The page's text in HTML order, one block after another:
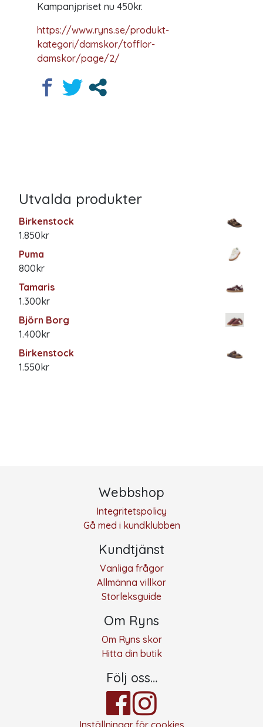
Kampanjpriset nu 450kr.
https://www.ryns.se/produkt-
kategori/damskor/tofflor-
damskor/page/2/
Utvalda produkter
Birkenstock
1.850kr
Puma
800kr
Tamaris
1.300kr
Björn Borg
1.400kr
Birkenstock
1.550kr
Webbshop
Integritetspolicy
Gå med i kundklubben
Kundtjänst
Vanliga frågor
Allmänna villkor
Storleksguide
Om Ryns
Om Ryns skor
Hitta din butik
Följ oss…
Inställningar för cookies